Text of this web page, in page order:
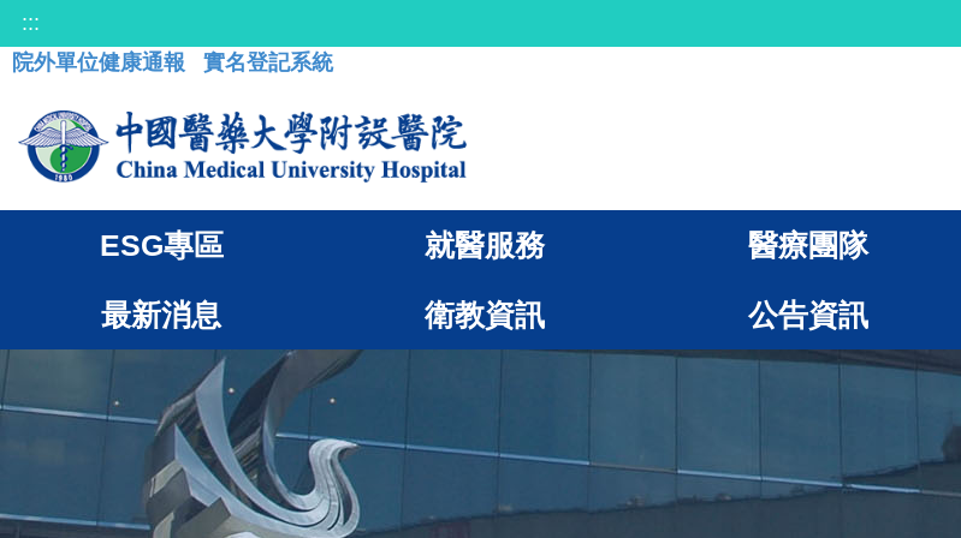
:::
院外單位健康通報
實名登記系統
ESG專區 就醫服務 醫療團隊
最新消息 衛教資訊 公告資訊